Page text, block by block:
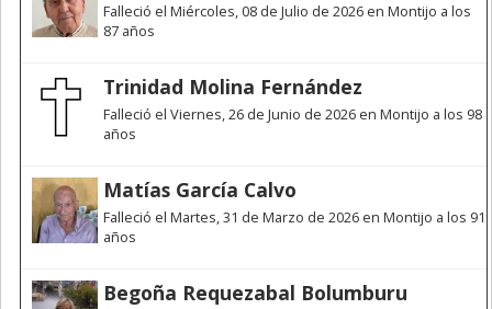
Falleció el Miércoles, 08 de Julio de 2026 en Montijo a los
87 años
Trinidad Molina Fernández
Falleció el Viernes, 26 de Junio de 2026 en Montijo a los 98
años
Matías García Calvo
Falleció el Martes, 31 de Marzo de 2026 en Montijo a los 91
años
Begoña Requezabal Bolumburu